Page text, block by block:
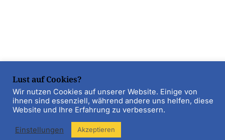
Lust auf Cookies?
Wir nutzen Cookies auf unserer Website. Einige von
ihnen sind essenziell, während andere uns helfen, diese
Website und Ihre Erfahrung zu verbessern.
Einstellungen Akzeptieren